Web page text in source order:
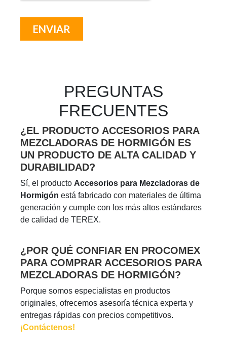
PREGUNTAS
FRECUENTES
¿EL PRODUCTO ACCESORIOS PARA
MEZCLADORAS DE HORMIGÓN ES
UN PRODUCTO DE ALTA CALIDAD Y
DURABILIDAD?
Sí, el producto Accesorios para Mezcladoras de
Hormigón está fabricado con materiales de última
generación y cumple con los más altos estándares
de calidad de TEREX.
¿POR QUÉ CONFIAR EN PROCOMEX
PARA COMPRAR ACCESORIOS PARA
MEZCLADORAS DE HORMIGÓN?
Porque somos especialistas en productos
originales, ofrecemos asesoría técnica experta y
entregas rápidas con precios competitivos.
¡Contáctenos!